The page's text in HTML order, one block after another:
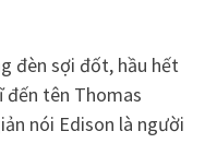
đèn sợi đốt, hầu hết
đến tên Thomas
nói Edison là người